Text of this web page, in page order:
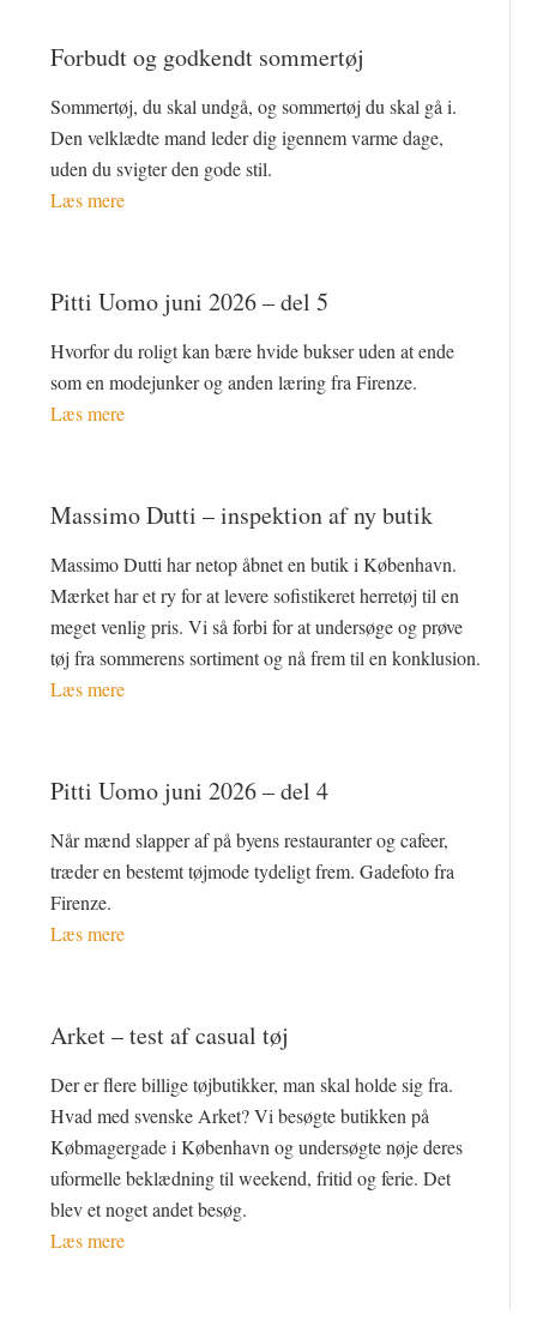
Forbudt og godkendt sommertøj
Sommertøj, du skal undgå, og sommertøj du skal gå i.
Den velklædte mand leder dig igennem varme dage,
uden du svigter den gode stil.
Læs mere
Pitti Uomo juni 2026 – del 5
Hvorfor du roligt kan bære hvide bukser uden at ende
som en modejunker og anden læring fra Firenze.
Læs mere
Massimo Dutti – inspektion af ny butik
Massimo Dutti har netop åbnet en butik i København.
Mærket har et ry for at levere sofistikeret herretøj til en
meget venlig pris. Vi så forbi for at undersøge og prøve
tøj fra sommerens sortiment og nå frem til en konklusion.
Læs mere
Pitti Uomo juni 2026 – del 4
Når mænd slapper af på byens restauranter og cafeer,
træder en bestemt tøjmode tydeligt frem. Gadefoto fra
Firenze.
Læs mere
Arket – test af casual tøj
Der er flere billige tøjbutikker, man skal holde sig fra.
Hvad med svenske Arket? Vi besøgte butikken på
Købmagergade i København og undersøgte nøje deres
uformelle beklædning til weekend, fritid og ferie. Det
blev et noget andet besøg.
Læs mere